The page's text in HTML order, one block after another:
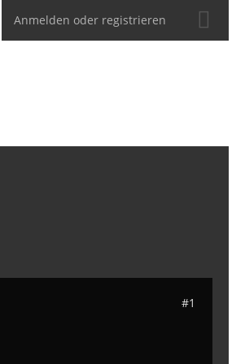
Anmelden oder registrieren
#1